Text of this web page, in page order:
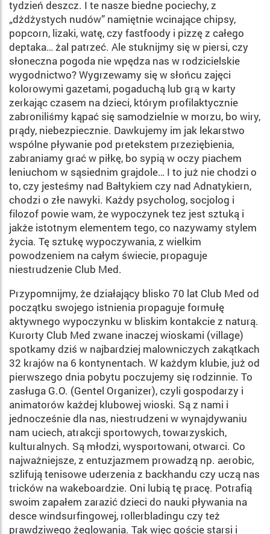
tydzień deszcz. I te nasze biedne pociechy, z
„dżdżystych nudów” namiętnie wcinające chipsy,
popcorn, lizaki, watę, czy fastfoody i pizzę z ca­łego
deptaka… żal patrzeć. Ale stuknijmy się w piersi, czy
sło­neczna pogoda nie wpędza nas w rodzicielskie
wygodnictwo? Wygrzewamy się w słońcu zaję­ci
kolorowymi gazetami, poga­duchą lub grą w karty
zerkając czasem na dzieci, którym profi­laktycznie
zabroniliśmy kąpać się samodzielnie w morzu, bo wiry,
prądy, niebezpiecznie. Dawkujemy im jak lekarstwo
wspólne pływanie pod prete­kstem przeziębienia,
zabrania­my grać w piłkę, bo sypią w oczy piachem
leniuchom w są­siednim grajdole… I to już nie chodzi o
to, czy jesteśmy nad Bałtykiem czy nad Adnatykiern,
chodzi o złe na­wyki. Każdy psycholog, socjo­log i
filozof powie wam, że wy­poczynek tez jest sztuką i
jakże istotnym elementem tego, co nazywamy stylem
życia. Tę sztukę wypoczywania, z wiel­kim
powodzeniem na całym świecie, propaguje
niestrudze­nie Club Med.
Przypomnijmy, że działający blisko 70 lat Club Med od
po­czątku swojego istnienia propa­guje formułę
aktywnego wypoczynku w bliskim kontakcie z naturą.
Kurorty Club Med zwa­ne inaczej wioskami (village)
spotkamy dziś w najbardziej malowniczych zakątkach
32 krajów na 6 kontynentach. W każdym klubie, już od
pierwsze­go dnia pobytu poczujemy się rodzinnie. To
zasługa G.O. (Gentel Organizer), czyli gospo­darzy i
animatorów każdej klu­bowej wioski. Są z nami i
jednocześnie dla nas, niestrudzeni w wynajdywaniu
nam uciech, atrakcji sportowych, towarzy­skich,
kulturalnych. Są młodzi, wysportowani, otwarci. Co
naj­ważniejsze, z en­tuzjazmem prowadzą np. aerobic,
szlifują tenisowe uderze­nia z backhandu czy uczą nas
tricków na wakeboardzie. Oni lubią tę pracę. Potrafią
swoim zapałem zarazić dzieci do nauki pływania na
desce windsurfingowej, rollerbladingu czy też
prawdziwego żeglowa­nia. Tak więc goście starsi i